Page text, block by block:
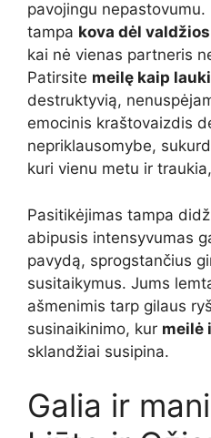
pavojingu
tampa kova dėl valdžios
kai nė vienas partneris
Patirsite meilę kaip
destruktyvią,
emocinis kraštovaizdis
nepriklausomybe,
kuri vienu metu ir
Pasitikėjimas tampa
abipusis intensyvumas
pavydą, sprogstančius
susitaikymus. Jums
ašmenimis tarp gilaus
susinaikinimo, kur meilė
sklandžiai susipina.
Galia ir